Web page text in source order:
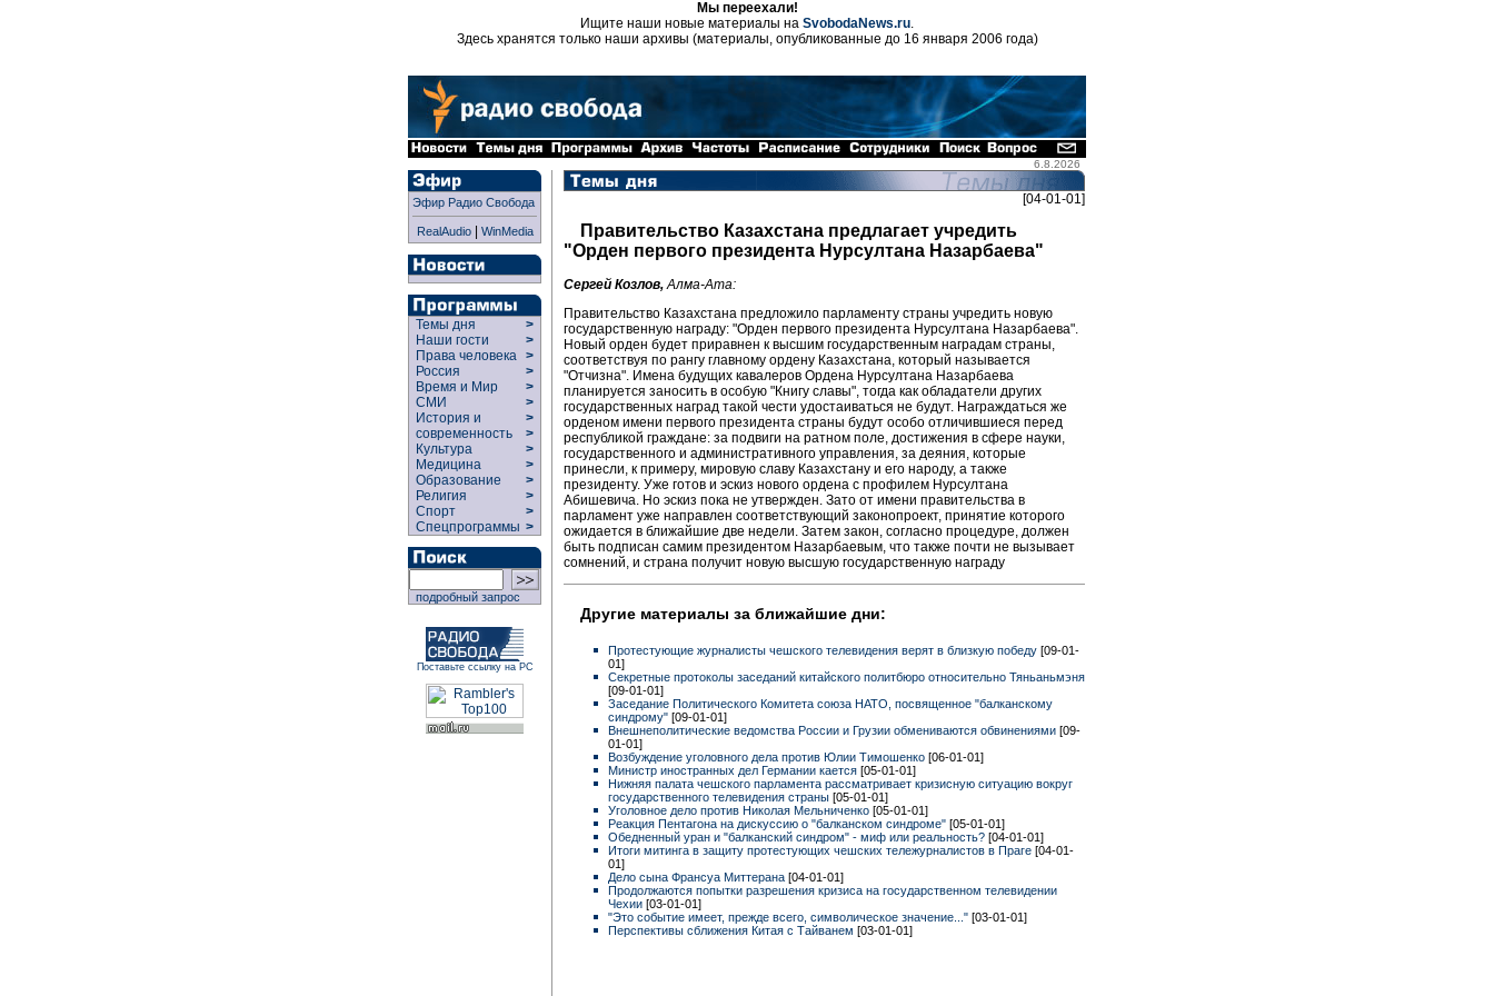
Мы переехали!
Ищите наши новые материалы на SvobodaNews.ru.
Здесь хранятся только наши архивы (материалы, опубликованные до 16 января 2006 года)
6.8.2026
Эфир Радио Свобода
RealAudio| WinMedia
Темы дня
>
Наши гости
>
Права человека >
Россия
>
Время и Мир
>
СМИ
>
История и
современность
>
>
Культура
>
Медицина
>
Образование
>
Религия
>
Спорт
>
Спецпрограммы >
подробный запрос
Поставьте ссылку на РС
[04-01-01]
Правительство Казахстана предлагает учредить
"Орден первого президента Нурсултана Назарбаева"
Сергей Козлов, Алма-Ата:
Правительство Казахстана предложило парламенту страны учредить новую
государственную награду: "Орден первого президента Нурсултана Назарбаева".
Новый орден будет приравнен к высшим государственным наградам страны,
соответствуя по рангу главному ордену Казахстана, который называется
"Отчизна". Имена будущих кавалеров Ордена Нурсултана Назарбаева
планируется заносить в особую "Книгу славы", тогда как обладатели других
государственных наград такой чести удостаиваться не будут. Награждаться же
орденом имени первого президента страны будут особо отличившиеся перед
республикой граждане: за подвиги на ратном поле, достижения в сфере науки,
государственного и административного управления, за деяния, которые
принесли, к примеру, мировую славу Казахстану и его народу, а также
президенту. Уже готов и эскиз нового ордена с профилем Нурсултана
Абишевича. Но эскиз пока не утвержден. Зато от имени правительства в
парламент уже направлен соответствующий законопроект, принятие которого
ожидается в ближайшие две недели. Затем закон, согласно процедуре, должен
быть подписан самим президентом Назарбаевым, что также почти не вызывает
сомнений, и страна получит новую высшую государственную награду
Другие материалы за ближайшие дни:
Протестующие журналисты чешского телевидения верят в близкую победу [09-01-
01]
Секретные протоколы заседаний китайского политбюро относительно Тяньаньмэня
[09-01-01]
Заседание Политического Комитета союза НАТО, посвященное "балканскому
синдрому" [09-01-01]
Внешнеполитические ведомства России и Грузии обмениваются обвинениями [09-
01-01]
Возбуждение уголовного дела против Юлии Тимошенко [06-01-01]
Министр иностранных дел Германии кается [05-01-01]
Нижняя палата чешского парламента рассматривает кризисную ситуацию вокруг
государственного телевидения страны [05-01-01]
Уголовное дело против Николая Мельниченко [05-01-01]
Реакция Пентагона на дискуссию о "балканском синдроме" [05-01-01]
Обедненный уран и "балканский синдром" - миф или реальность? [04-01-01]
Итоги митинга в защиту протестующих чешских тележурналистов в Праге [04-01-
01]
Дело сына Франсуа Миттерана [04-01-01]
Продолжаются попытки разрешения кризиса на государственном телевидении
Чехии [03-01-01]
"Это событие имеет, прежде всего, символическое значение..." [03-01-01]
Перспективы сближения Китая с Тайванем [03-01-01]